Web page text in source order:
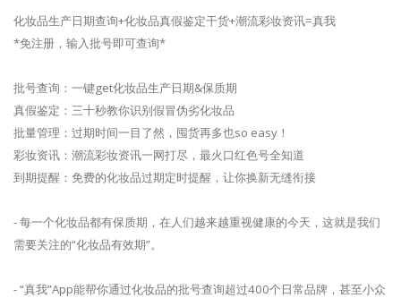
化妆品生产日期查询+化妆品真假鉴定干货+潮流彩妆资讯=真我
*免注册，输入批号即可查询*
批号查询：一键get化妆品生产日期&保质期
真假鉴定：三十秒教你识别假冒伪劣化妆品
批量管理：过期时间一目了然，囤货再多也so easy！
彩妆资讯：潮流彩妆资讯一网打尽，最火口红色号全知道
到期提醒：免费的化妆品过期定时提醒，让你换新无缝衔接
- 每一个化妆品都有保质期，在人们越来越重视健康的今天，这就是我们
需要关注的“化妆品有效期”。
- “真我”App能帮你通过化妆品的批号查询超过400个日常品牌，甚至小众